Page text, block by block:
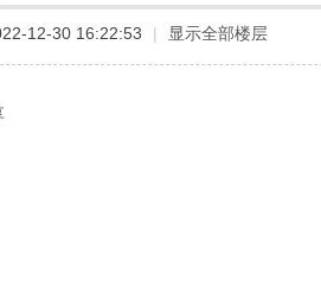
12-30 16:22:53 | 显示全部楼层